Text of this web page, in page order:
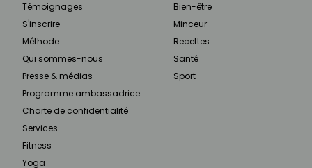
Témoignages
S'inscrire
Méthode
Qui sommes-nous
Presse & médias
Programme ambassadrice
Charte de confidentialité
Services
Fitness
Yoga
Bien-être
Minceur
Recettes
Santé
Sport